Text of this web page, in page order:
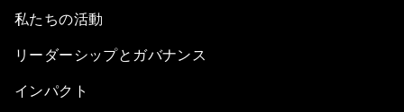
私たちの活動
リーダーシップとガバナンス
インパクト